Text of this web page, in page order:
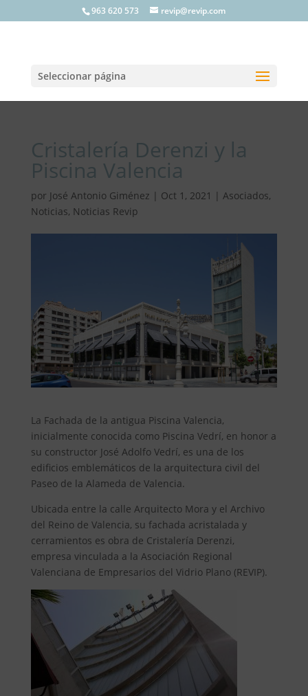
963 620 573 revip@revip.com
Seleccionar página
Cristalería Derenzi y la
Piscina Valencia
por José Antonio Giménez | Oct 1, 2021 | Asociados,
Noticias, Noticias Revip
La Fachada de la antigua Piscina Valencia,
inicialmente conocida como Piscina Vedrí, en honor a
su constructor José Adolfo Vedrí, es una de los
edificios emblemáticos de la arquitectura civil del
Paseo de la Alameda de Valencia.
Ubicada entre la calle Arquitecto Mora y el Archivo
del Reino de Valencia, su fachada acristalada y
cerramientos es obra de Cristalería Derenzi,
empresa vinculada a la Asociación Regional
Valenciana de Empresarios del Vidrio Plano (REVIP).